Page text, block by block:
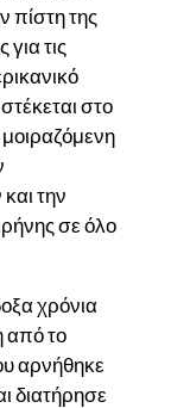
πίστη της
τις
στο
την
σε όλο
χρόνια
από το
αρνήθηκε
διατήρησε